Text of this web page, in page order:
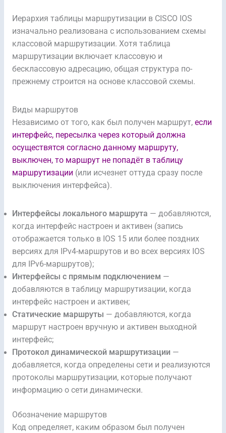
Иерархия таблицы маршрутизации в CISCO IOS
изначально реализована с использованием схемы
классовой маршрутизации. Хотя таблица
маршрутизации включает классовую и
бесклассовую адресацию, общая структура по-
прежнему строится на основе классовой схемы.
Виды маршрутов
Независимо от того, как был получен маршрут, если
интерфейс, пересылка через который должна
осуществятся согласно данному маршруту,
выключен, то маршрут не попадёт в таблицу
маршрутизации (или исчезнет оттуда сразу после
выключения интерфейса).
Интерфейсы локального маршрута — добавляются,
когда интерфейс настроен и активен (запись
отображается только в IOS 15 или более поздних
версиях для IPv4-маршрутов и во всех версиях IOS
для IPv6-маршрутов);
Интерфейсы с прямым подключением —
добавляются в таблицу маршрутизации, когда
интерфейс настроен и активен;
Статические маршруты — добавляются, когда
маршрут настроен вручную и активен выходной
интерфейс;
Протокол динамической маршрутизации —
добавляется, когда определены сети и реализуются
протоколы маршрутизации, которые получают
информацию о сети динамически.
Обозначение маршрутов
Код определяет, каким образом был получен